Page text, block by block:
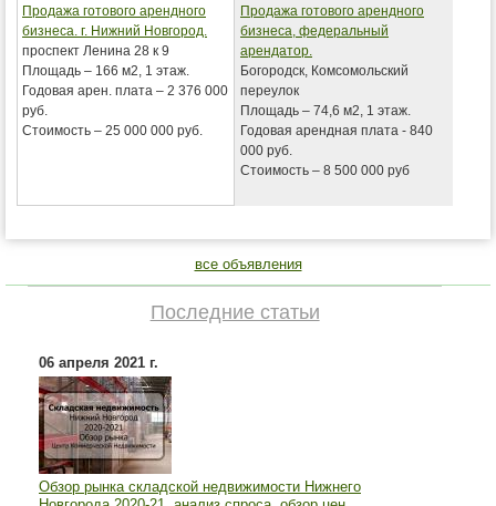
Продажа готового арендного
бизнеса. г. Нижний Новгород.
проспект Ленина 28 к 9
Площадь – 166 м2, 1 этаж.
Годовая арен. плата – 2 376 000
руб.
Стоимость – 25 000 000 руб.
Продажа готового арендного
бизнеса, федеральный
арендатор.
Богородск, Комсомольский
переулок
Площадь – 74,6 м2, 1 этаж.
Годовая арендная плата - 840
000 руб.
Стоимость – 8 500 000 руб
все объявления
Последние статьи
06 апреля 2021 г.
Обзор рынка складской недвижимости Нижнего